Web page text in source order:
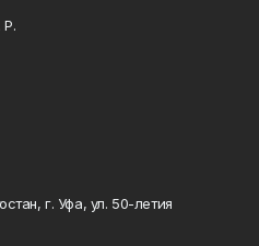
Р.
г. Уфа, ул. 50-летия